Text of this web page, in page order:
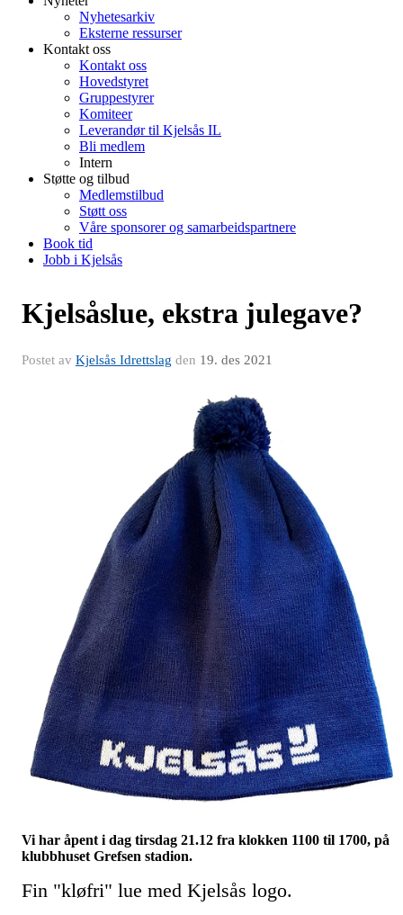
Nyhetesarkiv
Eksterne ressurser
Kontakt oss
Kontakt oss
Hovedstyret
Gruppestyrer
Komiteer
Leverandør til Kjelsås IL
Bli medlem
Intern
Støtte og tilbud
Medlemstilbud
Støtt oss
Våre sponsorer og samarbeidspartnere
Book tid
Jobb i Kjelsås
Kjelsåslue, ekstra julegave?
Postet av Kjelsås Idrettslag den 19. des 2021
Vi har åpent i dag tirsdag 21.12 fra klokken 1100 til 1700, på
klubbhuset Grefsen stadion.
Fin "kløfri" lue med Kjelsås logo.